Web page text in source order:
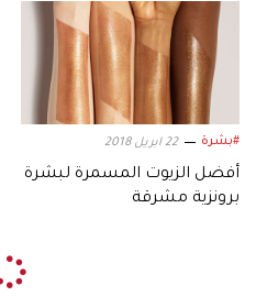
#بشرة 22 ابريل 2018
أفضل الزيوت المسمرة لبشرة
برونزية مشرقة